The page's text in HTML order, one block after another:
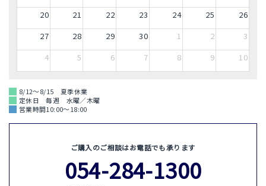
20
21 22 23 24 25
26
27
28 29 30 1 2
3
4
5 6 7 8 9 10
8/12～8/15 夏季休業
定休日 毎週 水曜／木曜
営業時間10:00～18:00
ご購入のご相談はお電話でも承ります
054-284-1300